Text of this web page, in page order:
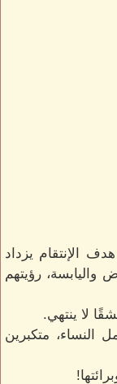
الإنتقام يزداد
واليابسة، رؤيتهم
لا ينتهي.
النساء، متكبرين